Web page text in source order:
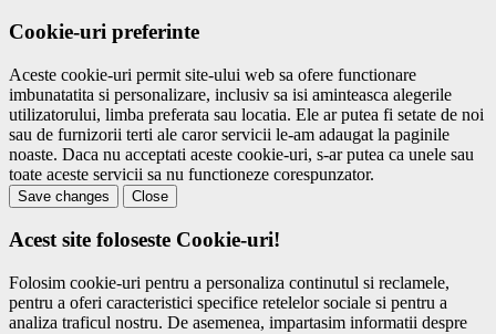
Cookie-uri preferinte
Aceste cookie-uri permit site-ului web sa ofere functionare
imbunatatita si personalizare, inclusiv sa isi aminteasca alegerile
utilizatorului, limba preferata sau locatia. Ele ar putea fi setate de noi
sau de furnizorii terti ale caror servicii le-am adaugat la paginile
noaste. Daca nu acceptati aceste cookie-uri, s-ar putea ca unele sau
toate aceste servicii sa nu functioneze corespunzator.
Save changes Close
Acest site foloseste Cookie-uri!
Folosim cookie-uri pentru a personaliza continutul si reclamele,
pentru a oferi caracteristici specifice retelelor sociale si pentru a
analiza traficul nostru. De asemenea, impartasim informatii despre